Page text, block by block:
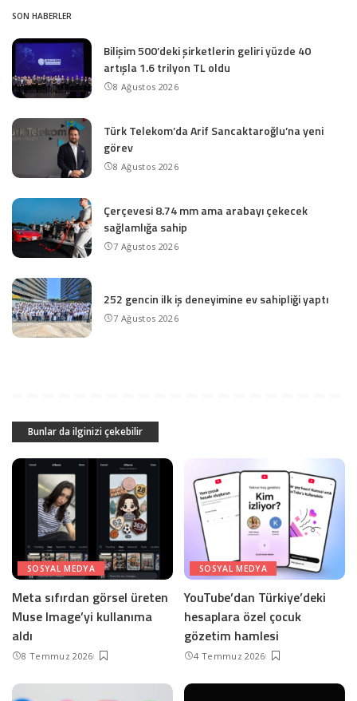
SON HABERLER
Bilişim 500’deki şirketlerin geliri yüzde 40
artışla 1.6 trilyon TL oldu
8 Ağustos 2026
Türk Telekom’da Arif Sancaktaroğlu’na yeni
görev
8 Ağustos 2026
Çerçevesi 8.74 mm ama arabayı çekecek
sağlamlığa sahip
7 Ağustos 2026
252 gencin ilk iş deneyimine ev sahipliği yaptı
7 Ağustos 2026
Bunlar da ilginizi çekebilir
SOSYAL MEDYA
Meta sıfırdan görsel üreten
Muse Image’yi kullanıma
aldı
8 Temmuz 2026
SOSYAL MEDYA
YouTube’dan Türkiye’deki
hesaplara özel çocuk
gözetim hamlesi
4 Temmuz 2026